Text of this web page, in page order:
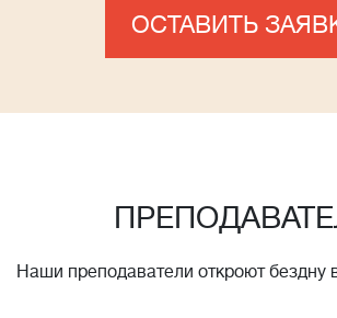
ОСТАВИТЬ
Наши преподаватели откроют бездну